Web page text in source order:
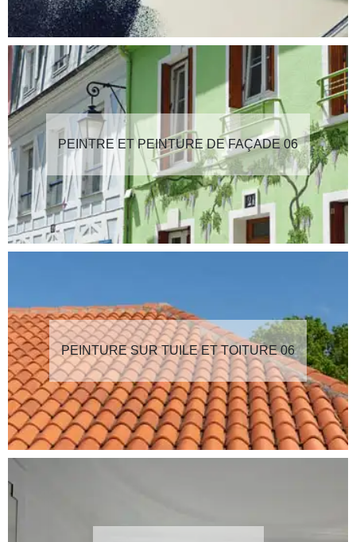
PEINTRE ET PEINTURE DE FAÇADE 06
PEINTURE SUR TUILE ET TOITURE 06